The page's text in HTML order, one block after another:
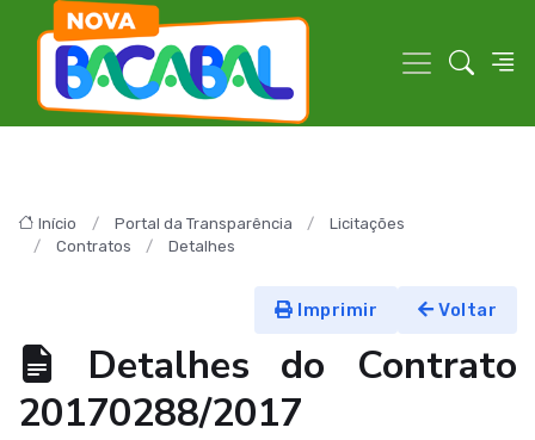
Início Portal da Transparência
Licitações
Contratos
Detalhes
Voltar
Imprimir
Detalhes do Contrato
20170288/2017